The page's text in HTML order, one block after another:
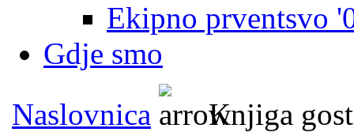
Ekipno prventsvo
Gdje smo
Naslovnica
Knjiga